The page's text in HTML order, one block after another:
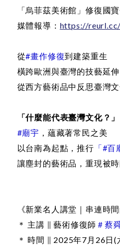
「烏菲茲美術館」修復國
媒體報導： https://
從#畫作修復到建築重⽣
橫跨歐洲與臺灣的技藝延伸
從西方藝術品中反思臺灣
「什麼能代表臺灣文化？」
#廟宇 ，蘊藏著常民之美
以台南為起點，推行 「#百
讓塵封的藝術品，重現被
《新業名人講堂｜串連時間
＊ 主講 ∥ 藝術修復師 ＃蔡
＊ 時間 ∥ 2025年7月26日